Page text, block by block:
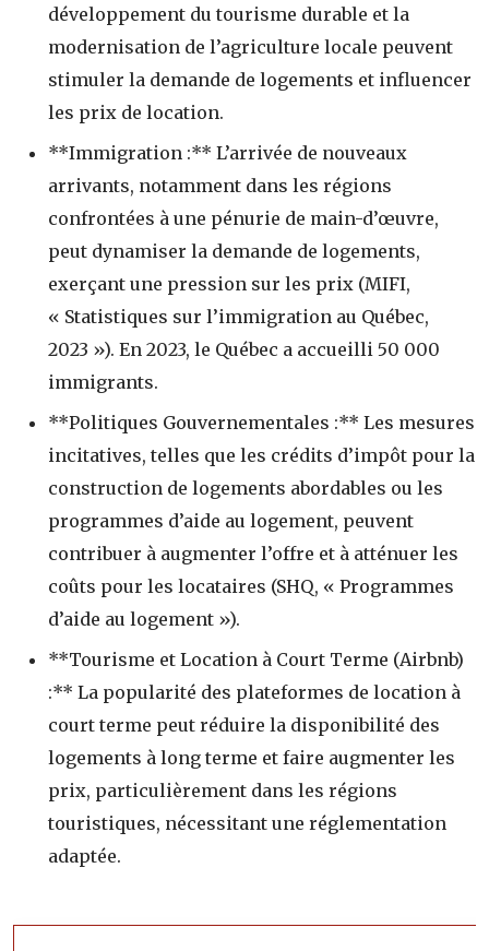
développement du tourisme durable et la
modernisation de l’agriculture locale peuvent
stimuler la demande de logements et influencer
les prix de location.
**Immigration :** L’arrivée de nouveaux
arrivants, notamment dans les régions
confrontées à une pénurie de main-d’œuvre,
peut dynamiser la demande de logements,
exerçant une pression sur les prix (MIFI,
« Statistiques sur l’immigration au Québec,
2023 »). En 2023, le Québec a accueilli 50 000
immigrants.
**Politiques Gouvernementales :** Les mesures
incitatives, telles que les crédits d’impôt pour la
construction de logements abordables ou les
programmes d’aide au logement, peuvent
contribuer à augmenter l’offre et à atténuer les
coûts pour les locataires (SHQ, « Programmes
d’aide au logement »).
**Tourisme et Location à Court Terme (Airbnb)
:** La popularité des plateformes de location à
court terme peut réduire la disponibilité des
logements à long terme et faire augmenter les
prix, particulièrement dans les régions
touristiques, nécessitant une réglementation
adaptée.